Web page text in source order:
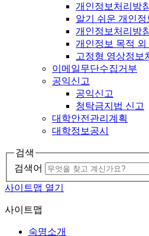
개인정보처리방
알기 쉬운 개인정
개인정보처리방
개인정보 목적 외
고정형 영상정보
이메일무단수집거부
공익신고
공익신고
청탁금지법 신고
대학안전관리계획
대학정보공시
검색
검색어
사이트맵 열기
사이트맵
숙명소개